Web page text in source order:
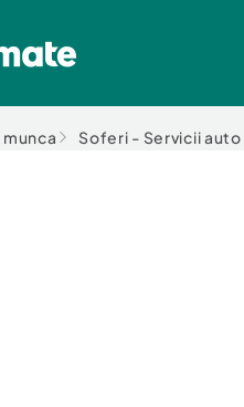
Soferi - Servicii